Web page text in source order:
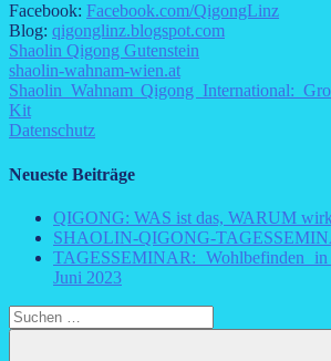
Facebook: Facebook.com/QigongLinz
Blog: qigonglinz.blogspot.com
Shaolin Qigong Gutenstein
shaolin-wahnam-wien.at
Shaolin Wahnam Qigong International:
Kit
Datenschutz
Neueste Beiträge
QIGONG: WAS ist das, WARUM
SHAOLIN-QIGONG-
TAGESSEMINAR: Wohlbefinden
Juni 2023
Suchen
nach: